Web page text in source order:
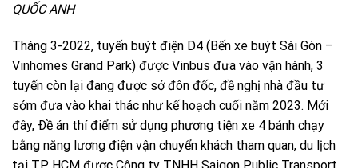
QUỐC ANH
Tháng 3-2022, tuyến buýt điện D4 (Bến xe buýt Sài Gòn –
Vinhomes Grand Park) được Vinbus đưa vào vận hành, 3
tuyến còn lại đang được sở đôn đốc, đề nghị nhà đầu tư
sớm đưa vào khai thác như kế hoạch cuối năm 2023. Mới
đây, Ðề án thí điểm sử dụng phương tiện xe 4 bánh chạy
bằng năng lương điện vận chuyển khách tham quan, du lịch
tại TP HCM được Công ty TNHH Saigon Public Transport